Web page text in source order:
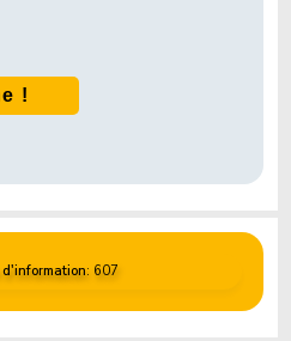
d'information: 607